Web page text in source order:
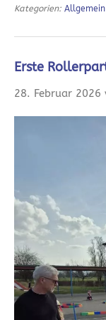
Kategorien: Allgemein
Erste
28. Februar 2026